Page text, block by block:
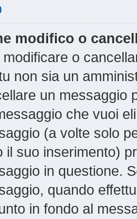
modifico o
modificare o
non sia un
un messaggio
che vuoi
(a volte solo
il suo inserimento)
in questione.
quando
in fondo al